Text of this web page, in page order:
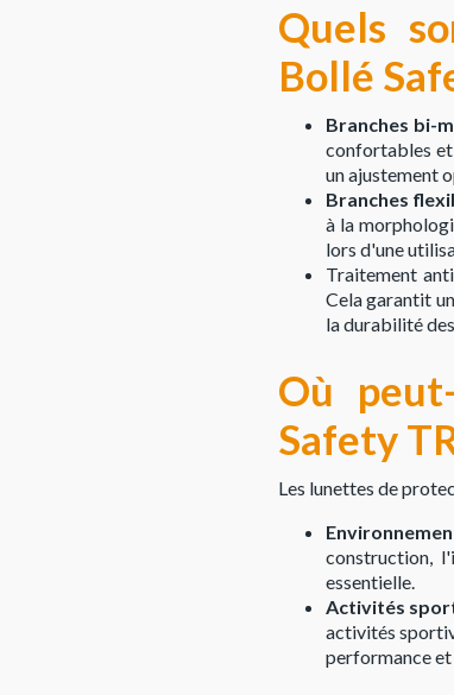
Quels
Bollé
Branches bi-
confortables et
un ajustement
Branches
à la
lors d'une
Traitement
Cela garantit
la durabilité
Où
Safety
Les lunettes de
construction,
essentielle.
Activités
activités
performance